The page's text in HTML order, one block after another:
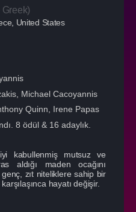
Greek)
United States
Michael Cacoyannis
Quinn Irene Papas
8 ödül & 16 adaylık.
kabullenmiş mutsuz ve
aldığı maden ocağını
zıt niteliklere sahip bir
hayatı değişir.